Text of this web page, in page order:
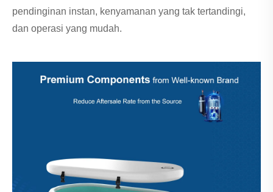
pendinginan instan, kenyamanan yang tak tertandingi,
dan operasi yang mudah.